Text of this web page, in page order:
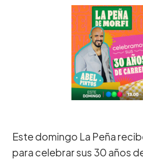
Este domingo La Peña
para celebrar sus 30 años